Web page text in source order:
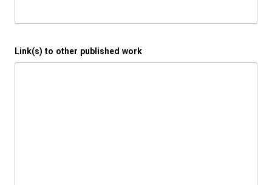
Link(s) to other published work